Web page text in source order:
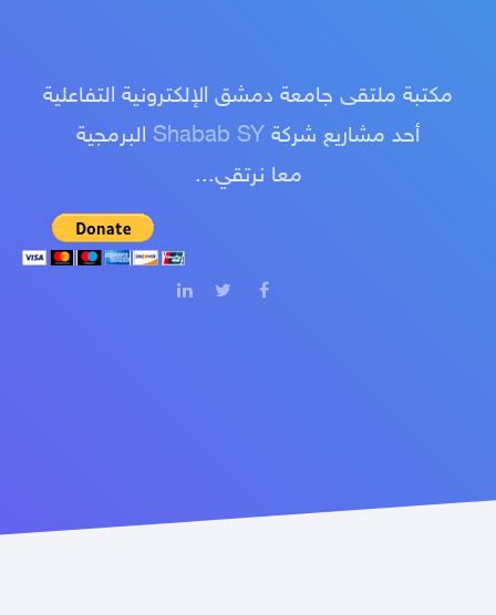
مكتبة ملتقى جامعة دمشق الإلكترونية التفاعلية
أحد مشاريع شركة Shabab SY البرمجية
معا نرتقي...